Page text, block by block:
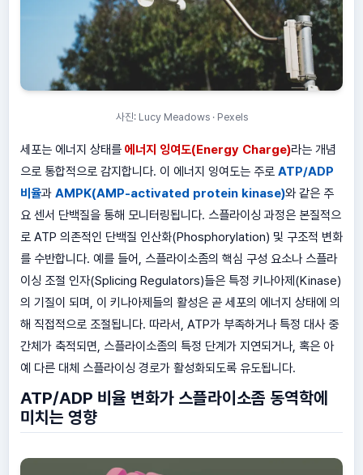
사진: Lucy Meadows · Pexels
세포는 에너지 상태를 에너지 잉여도(Energy Charge)라는 개념
으로 통합적으로 감지합니다. 이 에너지 잉여도는 주로 ATP/ADP
비율과 AMPK(AMP-activated protein kinase)와 같은 주
요 센서 단백질을 통해 모니터링됩니다. 스플라이싱 과정은 본질적으
로 ATP 의존적인 단백질 인산화(Phosphorylation) 및 구조적 변화
를 수반합니다. 예를 들어, 스플라이소좀의 핵심 구성 요소나 스플라
이싱 조절 인자(Splicing Regulators)들은 특정 키나아제(Kinase)
의 기질이 되며, 이 키나아제들의 활성은 곧 세포의 에너지 상태에 의
해 직접적으로 조절됩니다. 따라서, ATP가 부족하거나 특정 대사 중
간체가 축적되면, 스플라이소좀의 특정 단계가 지연되거나, 혹은 아
예 다른 대체 스플라이싱 경로가 활성화되도록 유도됩니다.
ATP/ADP 비율 변화가 스플라이소좀 동역학에
미치는 영향